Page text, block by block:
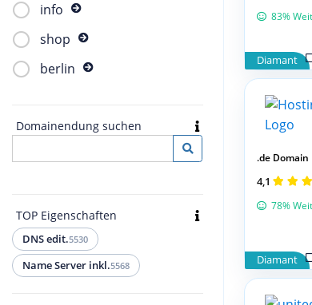
info
shop
berlin
Domainendung suchen
TOP Eigenschaften
DNS edit.5530
Name Server inkl.5568
Diamant
83%
Diamant
.de Domain
4,1
78%